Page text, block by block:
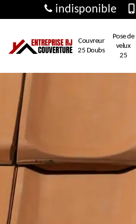
indisponible
Couvreur
25 Doubs
Pose de
velux
25